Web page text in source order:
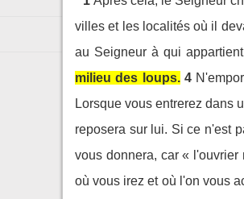
villes et les localités où il
au Seigneur à qui
milieu des loups. 4
Lorsque vous entrerez dans
reposera sur lui. Si ce n'est
vous donnera, car «
où vous irez et où l'on vous